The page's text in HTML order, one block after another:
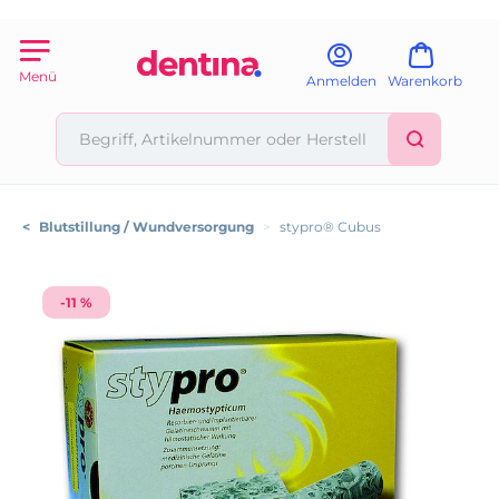
Menü Anmelden Warenkorb
< Blutstillung / Wundversorgung > stypro® Cubus
-11 %